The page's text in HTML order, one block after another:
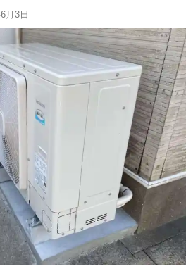
月3日